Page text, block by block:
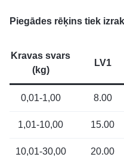
Piegādes rēķins tiek
Kravas svars
(kg)
LV1
0,01-1,00 8.00
1,01-10,00 15.00
10,01-30,00 20.00